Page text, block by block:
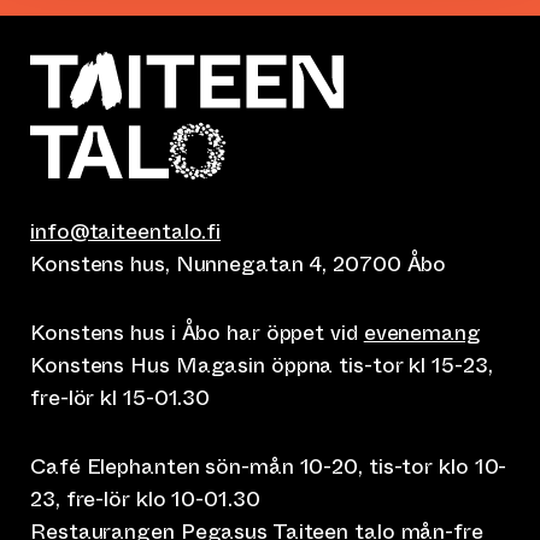
info@taiteentalo.fi
Konstens hus, Nunnegatan 4, 20700 Åbo
Konstens hus i Åbo har öppet vid evenemang
Konstens Hus Magasin öppna tis-tor kl 15-23,
fre-lör kl 15-01.30
Café Elephanten sön-mån 10-20, tis-tor klo 10-
23, fre-lör klo 10-01.30
Restaurangen Pegasus Taiteen talo mån-fre